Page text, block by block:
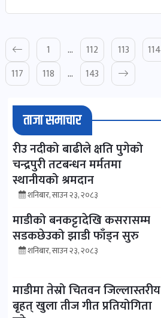
1 … 112 113 114
117
118 … 143
ताजा समाचार
रीउ नदीको बाढीले क्षति पुगेको
चन्द्रपुरी तटबन्धन मर्मतमा
स्थानीयको श्रमदान
शनिबार, साउन २३, २०८३
माडीको बनकट्टादेखि कसरासम्म
सडकछेउको झाडी फाँड्न सुरु
शनिबार, साउन २३, २०८३
माडीमा तेस्रो चितवन जिल्लास्तरीय
बृहत् खुला तीज गीत प्रतियोगिता